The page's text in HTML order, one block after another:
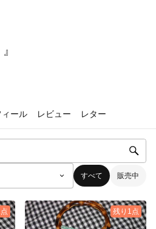
ィール レビュー レター
すべて 販売中
残り1点